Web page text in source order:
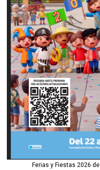
Ferias y Fiestas 2026